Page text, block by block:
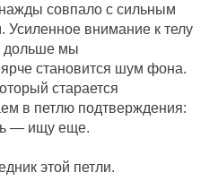
совпало с сильным
внимание к телу
дольше мы
становится шум фона.
старается
в петлю подтверждения:
— ищу еще.
этой петли.